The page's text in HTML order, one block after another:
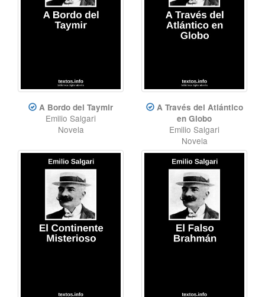
A Bordo del Taymir
Emilio Salgari
Novela
A Través del Atlántico
en Globo
Emilio Salgari
Novela